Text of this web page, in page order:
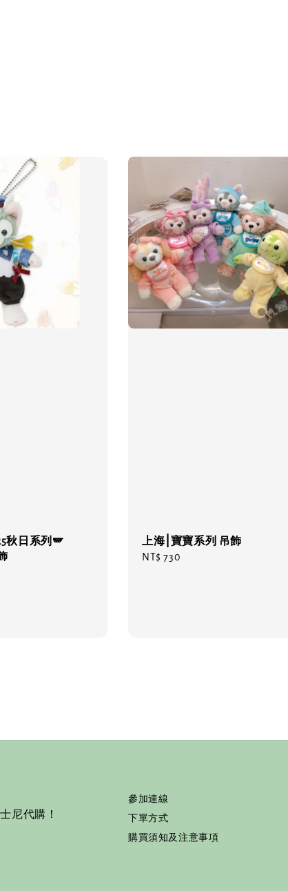
秋日系列🪽
上海⎮寶寶系列 吊飾
Regular
NT$ 730
尼代購！
參加連線
下單方式
購買須知及注意事項